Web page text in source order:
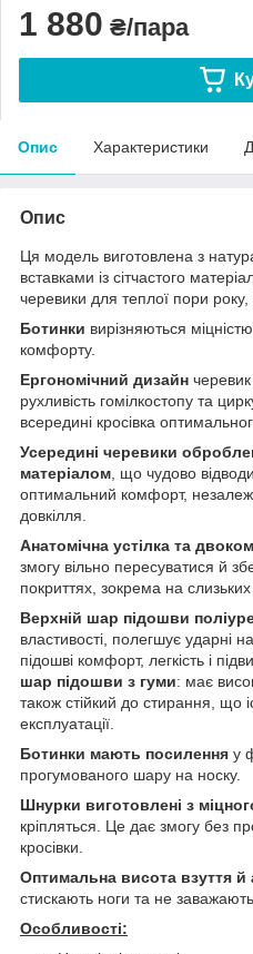
1 880 ₴/пара
Опис Характеристики
Опис
Ця модель виготовлена з
вставками із сітчастого
черевики для теплої пори року,
Ботинки вирізняються
комфорту.
Ергономічний дизайн
рухливість гомілкостопу та
всередині кросівка
Усередині черевики
матеріалом , що чудово
оптимальний комфорт,
довкілля.
Анатомічна устілка та
змогу вільно пересуватися й
покриттях, зокрема на
Верхній шар підошви
властивості, полегшує ударні
підошві комфорт, легкість і
шар підошви з гуми: має
також стійкий до стирання, що
експлуатації.
Ботинки мають посилення у
прогумованого шару на носку.
Шнурки виготовлені з
кріпляться. Це дає змогу без
кросівки.
Оптимальна висота взуття й
стискають ноги та не заважають
Особливості: